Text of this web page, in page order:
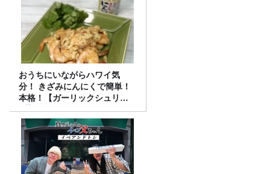
おうちにいながらハワイ気
分！ きざみにんにくで簡単！
本格！【ガーリックシュリン
プ】 桃屋のかんたんレシピ